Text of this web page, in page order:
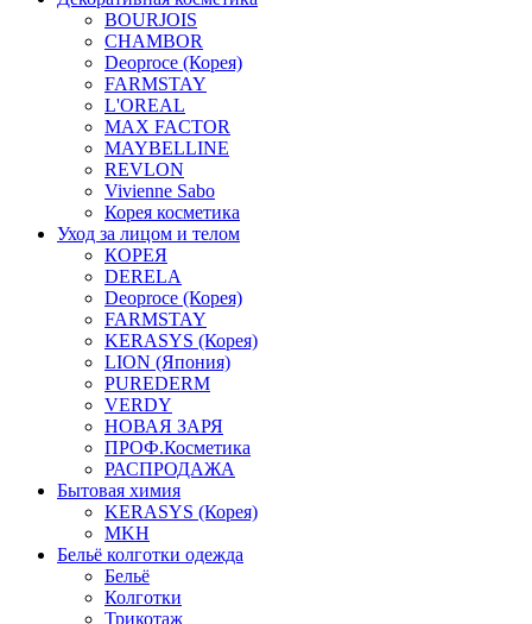
BOURJOIS
CHAMBOR
Deoproce (Корея)
FARMSTAY
L'OREAL
MAX FACTOR
MAYBELLINE
REVLON
Vivienne Sabo
Корея косметика
Уход за лицом и телом
КОРЕЯ
DERELA
Deoproce (Корея)
FARMSTAY
KERASYS (Корея)
LION (Япония)
PUREDERM
VERDY
НОВАЯ ЗАРЯ
ПРОФ.Косметика
РАСПРОДАЖА
Бытовая химия
KERASYS (Корея)
MKH
Бельё колготки одежда
Бельё
Колготки
Трикотаж